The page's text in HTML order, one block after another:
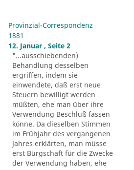
Provinzial-Correspondenz
1881
12. Januar , Seite 2
"...ausschiebenden)
Behandlung desselben
ergriffen, indem sie
einwendete, daß erst neue
Steuern bewilligt werden
müßten, ehe man über ihre
Verwendung Beschluß fassen
könne. Da dieselben Stimmen
im Frühjahr des vergangenen
Jahres erklärten, man müsse
erst Bürgschaft für die Zwecke
der Verwendung haben, ehe